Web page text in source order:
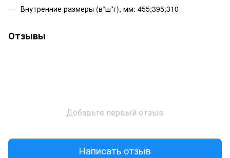
Внутренние размеры (в*ш*г), мм: 455;395;310
Отзывы
Добавьте первый отзыв
Написать отзыв